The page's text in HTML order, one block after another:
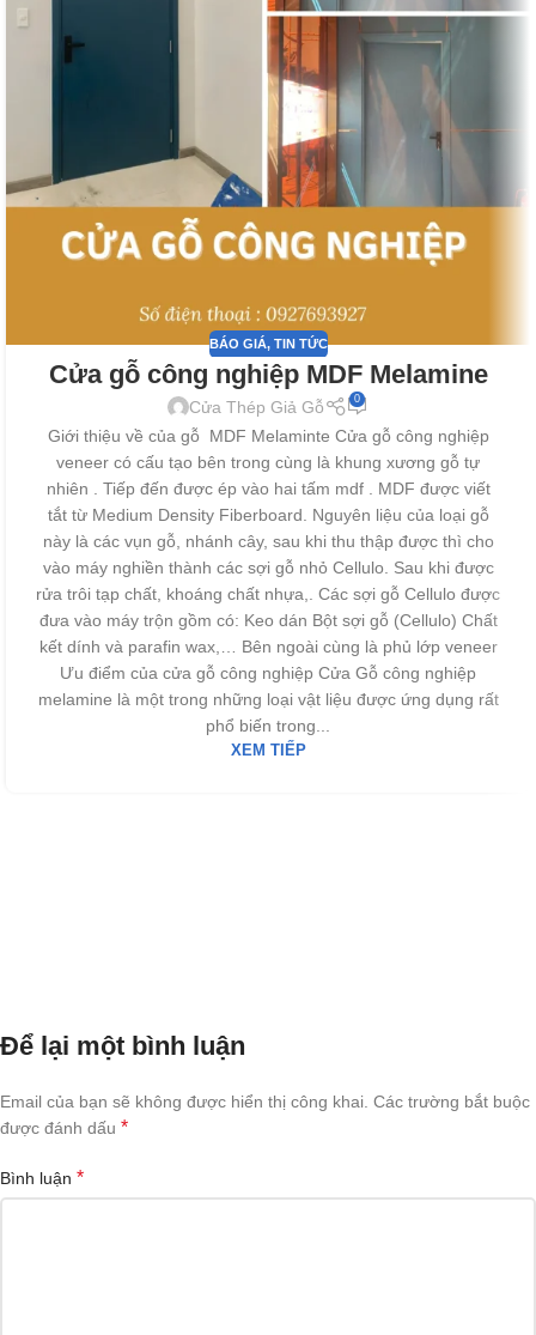
BÁO GIÁ, TIN TỨC
Cửa gỗ công nghiệp MDF Melamine
Cửa Thép Giả Gỗ 0
Giới thiệu về của gỗ MDF Melaminte Cửa gỗ công nghiệp
veneer có cấu tạo bên trong cùng là khung xương gỗ tự
nhiên . Tiếp đến được ép vào hai tấm mdf . MDF được viết
tắt từ Medium Density Fiberboard. Nguyên liệu của loại gỗ
này là các vụn gỗ, nhánh cây, sau khi thu thập được thì cho
vào máy nghiền thành các sợi gỗ nhỏ Cellulo. Sau khi được
rửa trôi tạp chất, khoáng chất nhựa,. Các sợi gỗ Cellulo được
đưa vào máy trộn gồm có: Keo dán Bột sợi gỗ (Cellulo) Chất
kết dính và parafin wax,… Bên ngoài cùng là phủ lớp veneer
Ưu điểm của cửa gỗ công nghiệp Cửa Gỗ công nghiệp
melamine là một trong những loại vật liệu được ứng dụng rất
phổ biến trong...
XEM TIẾP
Để lại một bình luận
Email của bạn sẽ không được hiển thị công khai. Các trường bắt buộc
được đánh dấu *
Bình luận *